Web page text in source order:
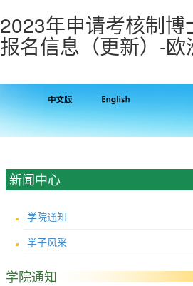
2023年申请考核制博
报名信息（更新）-
新闻中心
学院通知
学子风采
学院通知